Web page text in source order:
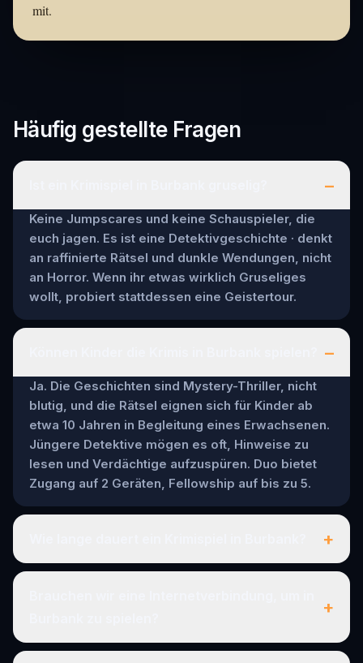
mit.
Häufig gestellte Fragen
–
Keine Jumpscares und keine Schauspieler, die
euch jagen. Es ist eine Detektivgeschichte · denkt
an raffinierte Rätsel und dunkle Wendungen, nicht
an Horror. Wenn ihr etwas wirklich Gruseliges
wollt, probiert stattdessen eine Geistertour.
–
Ja. Die Geschichten sind Mystery-Thriller, nicht
blutig, und die Rätsel eignen sich für Kinder ab
etwa 10 Jahren in Begleitung eines Erwachsenen.
Jüngere Detektive mögen es oft, Hinweise zu
lesen und Verdächtige aufzuspüren. Duo bietet
Zugang auf 2 Geräten, Fellowship auf bis zu 5.
+
+